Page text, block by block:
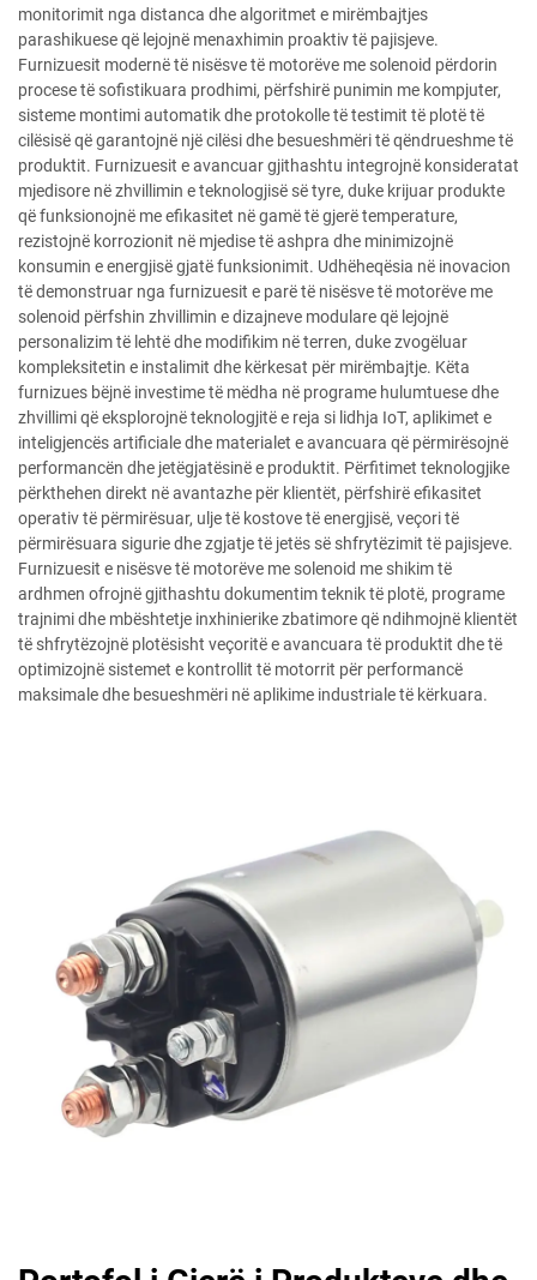
monitorimit nga distanca dhe algoritmet e mirëmbajtjes
parashikuese që lejojnë menaxhimin proaktiv të pajisjeve.
Furnizuesit modernë të nisësve të motorëve me solenoid përdorin
procese të sofistikuara prodhimi, përfshirë punimin me kompjuter,
sisteme montimi automatik dhe protokolle të testimit të plotë të
cilësisë që garantojnë një cilësi dhe besueshmëri të qëndrueshme të
produktit. Furnizuesit e avancuar gjithashtu integrojnë konsideratat
mjedisore në zhvillimin e teknologjisë së tyre, duke krijuar produkte
që funksionojnë me efikasitet në gamë të gjerë temperature,
rezistojnë korrozionit në mjedise të ashpra dhe minimizojnë
konsumin e energjisë gjatë funksionimit. Udhëheqësia në inovacion
të demonstruar nga furnizuesit e parë të nisësve të motorëve me
solenoid përfshin zhvillimin e dizajneve modulare që lejojnë
personalizim të lehtë dhe modifikim në terren, duke zvogëluar
kompleksitetin e instalimit dhe kërkesat për mirëmbajtje. Këta
furnizues bëjnë investime të mëdha në programe hulumtuese dhe
zhvillimi që eksplorojnë teknologjitë e reja si lidhja IoT, aplikimet e
inteligjencës artificiale dhe materialet e avancuara që përmirësojnë
performancën dhe jetëgjatësinë e produktit. Përfitimet teknologjike
përkthehen direkt në avantazhe për klientët, përfshirë efikasitet
operativ të përmirësuar, ulje të kostove të energjisë, veçori të
përmirësuara sigurie dhe zgjatje të jetës së shfrytëzimit të pajisjeve.
Furnizuesit e nisësve të motorëve me solenoid me shikim të
ardhmen ofrojnë gjithashtu dokumentim teknik të plotë, programe
trajnimi dhe mbështetje inxhinierike zbatimore që ndihmojnë klientët
të shfrytëzojnë plotësisht veçoritë e avancuara të produktit dhe të
optimizojnë sistemet e kontrollit të motorrit për performancë
maksimale dhe besueshmëri në aplikime industriale të kërkuara.